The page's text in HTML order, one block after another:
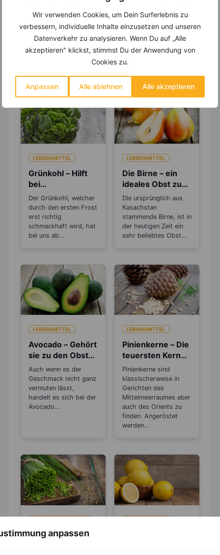
Wir verwenden Cookies, um Dein Surferlebnis zu
verbessern, individuelle Inhalte einzusetzen und unseren
Datenverkehr zu analysieren. Wenn Du auf „Alle
akzeptieren" klickst, stimmst Du der Anwendung von
Cookies zu.
Anpassen Alle ablehnen Alle akzeptieren
anpassen
Erfahre mehr über die Zutaten
dieses Rezepts
LEBENSMITTEL
Grünkohl – Hilft
bei
Entzündungen
und schütz vor
Krebs!
Der Grünkohl, welcher
durch den ersten Frost
erst richtig
schmackhaft wird, hat
bei uns ab...
LEBENSMITTEL
Die Birne – ein
ideales Obst zum
Abnehmen
Die ursprünglich aus
Kasachstan
stammende Birne, ist in
der heutigen Zeit ein
sehr beliebtes Obst...
LEBENSMITTEL
Avocado – Gehört
sie zu den Obst-
oder
Gemüsesorten?
Auch wenn es der
Geschmack nicht ganz
vermuten lässt,
handelt es sich bei der
Avocado...
LEBENSMITTEL
Pinienkerne – Die
teuersten Kerne
überhaupt
Pinienkerne sind
klassischerweise in
Gerichten des
Mittelmeerraumes aber
auch des Orients zu
finden. Angeröstet
werden...
Schnittlauch –